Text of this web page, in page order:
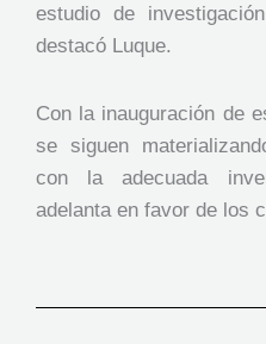
estudio de
destacó Luque.
Con la inauguración de
se siguen
con la adecuada
adelanta en favor de los